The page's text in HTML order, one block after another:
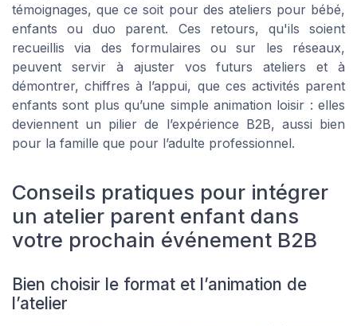
témoignages, que ce soit pour des ateliers pour bébé,
enfants ou duo parent. Ces retours, qu'ils soient
recueillis via des formulaires ou sur les réseaux,
peuvent servir à ajuster vos futurs ateliers et à
démontrer, chiffres à l’appui, que ces activités parent
enfants sont plus qu’une simple animation loisir : elles
deviennent un pilier de l’expérience B2B, aussi bien
pour la famille que pour l’adulte professionnel.
Conseils pratiques pour intégrer
un atelier parent enfant dans
votre prochain événement B2B
Bien choisir le format et l’animation de
l’atelier